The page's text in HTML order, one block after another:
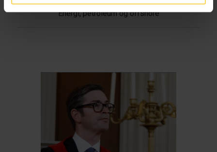
Energi, petroleum og offshore